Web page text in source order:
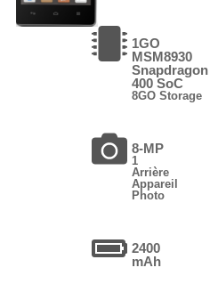
1GO
MSM8930
Snapdragon
400 SoC
8GO Storage
8-MP
1
Arrière
Appareil
Photo
2400
mAh